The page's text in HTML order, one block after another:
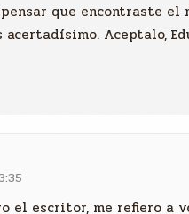
que encontraste el
Aceptalo,
el escritor, me refiero a